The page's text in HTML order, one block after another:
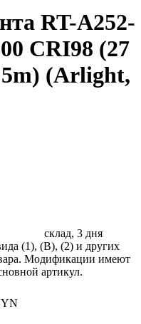
RT-A252-
CRI98 (27
(Arlight,
склад, 3 дня
(1), (B), (2) и других
Модификации имеют
артикул.